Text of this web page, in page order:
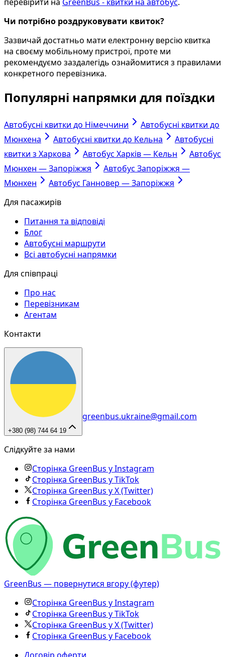
перевірити на GreenBus - квитки на автобус.
Чи потрібно роздруковувати квиток?
Зазвичай достатньо мати електронну версію квитка
на своєму мобільному пристрої, проте ми
рекомендуємо заздалегідь ознайомитися з правилами
конкретного перевізника.
Популярні напрямки для поїздки
Автобусні квитки до Німеччини
Автобусні квитки до
Мюнхена
Автобусні квитки до Кельна
Автобусні
квитки з Харкова
Автобус Харків — Кельн
Автобус
Мюнхен — Запоріжжя
Автобус Запоріжжя —
Мюнхен
Автобус Ганновер — Запоріжжя
Для пасажирів
Питання та відповіді
Блог
Автобусні маршрути
Всі автобусні напрямки
Для співпраці
Про нас
Перевізникам
Агентам
Контакти
+380 (98) 744 64 19
greenbus.ukraine@gmail.com
Слідкуйте за нами
Сторінка GreenBus у Instagram
Сторінка GreenBus у TikTok
Сторінка GreenBus у X (Twitter)
Сторінка GreenBus у Facebook
GreenBus — повернутися вгору (футер)
Сторінка GreenBus у Instagram
Сторінка GreenBus у TikTok
Сторінка GreenBus у X (Twitter)
Сторінка GreenBus у Facebook